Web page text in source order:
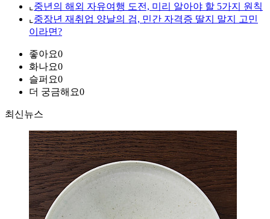
⌞ 중년의 해외 자유여행 도전, 미리 알아야 할 5가지 원칙
⌞ 중장년 재취업 양날의 검, 민간 자격증 딸지 말지 고민
이라면?
좋아요0
화나요0
슬퍼요0
더 궁금해요0
최신뉴스